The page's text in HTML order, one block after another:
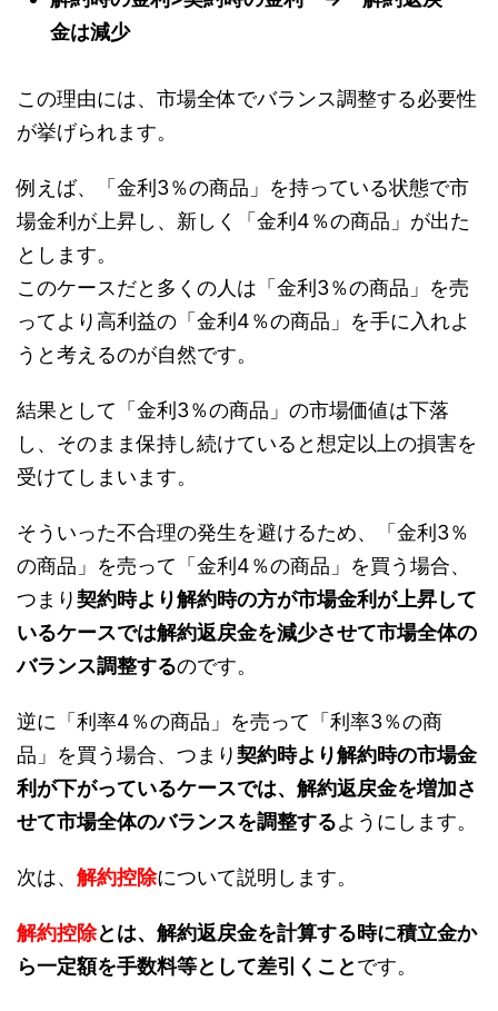
金は減少
この理由には、市場全体でバランス調整する必要性
が挙げられます。
例えば、「金利3％の商品」を持っている状態で市
場金利が上昇し、新しく「金利4％の商品」が出た
とします。
このケースだと多くの人は「金利3％の商品」を売
ってより高利益の「金利4％の商品」を手に入れよ
うと考えるのが自然です。
結果として「金利3％の商品」の市場価値は下落
し、そのまま保持し続けていると想定以上の損害を
受けてしまいます。
そういった不合理の発生を避けるため、「金利3％
の商品」を売って「金利4％の商品」を買う場合、
つまり契約時より解約時の方が市場金利が上昇して
いるケースでは解約返戻金を減少させて市場全体の
バランス調整するのです。
逆に「利率4％の商品」を売って「利率3％の商
品」を買う場合、つまり契約時より解約時の市場金
利が下がっているケースでは、解約返戻金を増加さ
せて市場全体のバランスを調整するようにします。
次は、 解約控除について説明します。
解約控除とは、解約返戻金を計算する時に積立金か
ら一定額を手数料等として差引くことです。